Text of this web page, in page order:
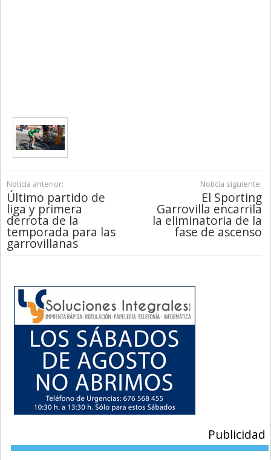
Noticia anterior:
Último partido de
liga y primera
derrota de la
temporada para las
garrovillanas
Noticia siguiente:
El Sporting
Garrovilla encarrila
la eliminatoria de la
fase de ascenso
Publicidad